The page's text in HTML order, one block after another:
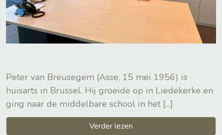
Peter van Breusegem (Asse, 15 mei 1956) is
huisarts in Brussel. Hij groeide op in Liedekerke en
ging naar de middelbare school in het [...]
Verder lezen